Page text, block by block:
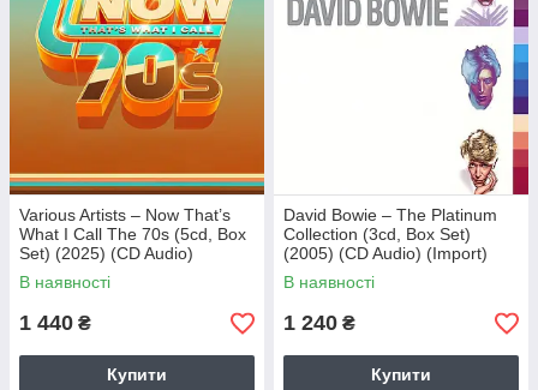
Various Artists – Now That’s
What I Call The 70s (5cd, Box
Set) (2025) (CD Audio)
(Import)
В наявності
1 440 ₴
Купити
David Bowie – The Platinum
Collection (3cd, Box Set)
(2005) (CD Audio) (Import)
В наявності
1 240 ₴
Купити